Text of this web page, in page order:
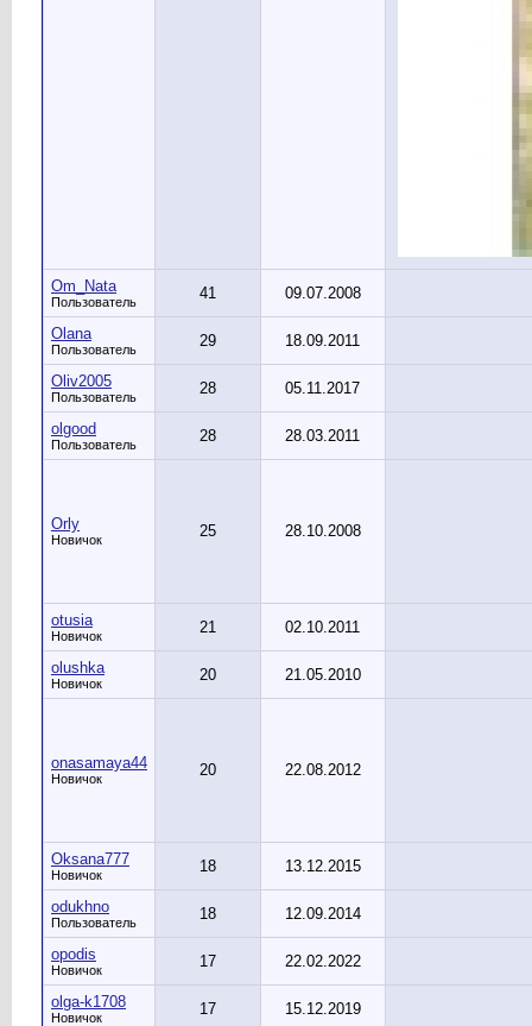
Om_Nata
Пользователь 41 09.07.2008
Olana
Пользователь 29 18.09.2011
Oliv2005
Пользователь 28 05.11.2017
olgood
Пользователь 28 28.03.2011
Orly
Новичок 25 28.10.2008
otusia
Новичок 21 02.10.2011
olushka
Новичок 20 21.05.2010
onasamaya44
Новичок 20 22.08.2012
Oksana777
Новичок 18 13.12.2015
odukhno
Пользователь 18 12.09.2014
opodis
Новичок 17 22.02.2022
olga-k1708
Новичок 17 15.12.2019